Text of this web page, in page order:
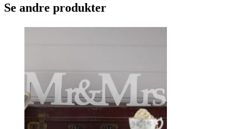
Se andre produkter